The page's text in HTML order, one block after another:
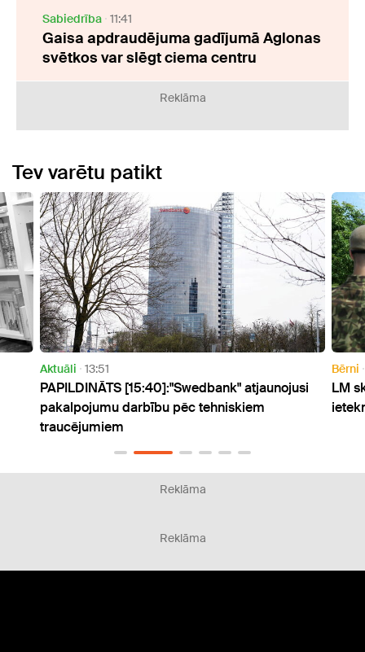
Sabiedrība 11:41
Gaisa apdraudējuma gadījumā Aglonas
svētkos var slēgt ciema centru
Reklāma
Tev varētu patikt
[15:40]:"Swedbank" atjaunojusi
darbību pēc tehniskiem
LM skaidro, kā valsts
ietekmē daudzbērnu
Reklāma
Reklāma